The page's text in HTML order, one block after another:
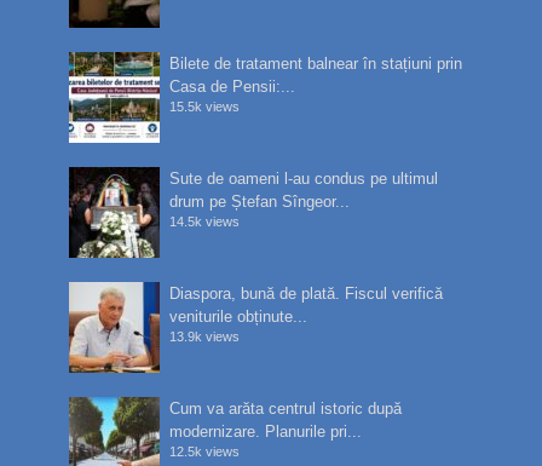
Bilete de tratament balnear în stațiuni prin
Casa de Pensii:...
15.5k views
Sute de oameni l-au condus pe ultimul
drum pe Ștefan Sîngeor...
14.5k views
Diaspora, bună de plată. Fiscul verifică
veniturile obținute...
13.9k views
Cum va arăta centrul istoric după
modernizare. Planurile pri...
12.5k views